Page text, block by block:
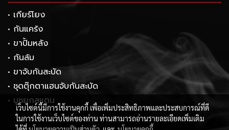
• เกียร์โยง
• กันแคร้ง
• ขาปั้มหลัง
• กันล้ม
• ขาจับกันสะบัด
• ชุดตุ๊กตาแฮนจับกันสะบัด
• บูชยกสแตน
เว็บไซต์นี้มีการใช้งานคุกกี้ เพื่อเพิ่มประสิทธิภาพและประสบการณ์ที่ดี
ในการใช้งานเว็บไซต์ของท่าน ท่านสามารถอ่านรายละเอียดเพิ่มเติม